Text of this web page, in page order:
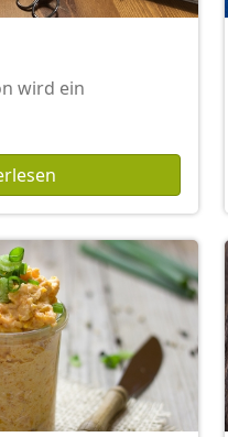
wird ein